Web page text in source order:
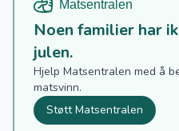
Noen familier har
julen.
Hjelp Matsentralen med å
matsvinn.
Støtt Matsentralen